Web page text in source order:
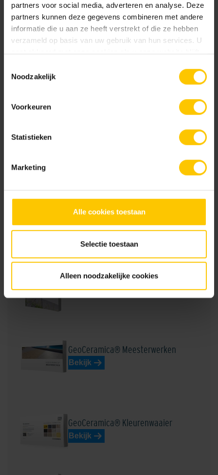
partners voor social media, adverteren en analyse. Deze
partners kunnen deze gegevens combineren met andere
informatie die u aan ze heeft verstrekt of die ze hebben
verzameld op basis van uw gebruik van hun services. U
gaat akkoord met onze cookies als u onze website blijft
Noodzakelijk
Voorkeuren
Statistieken
Marketing
Alle cookies toestaan
Selectie toestaan
Alleen noodzakelijke cookies
Antracite Ash
Prestatieverklaring_GeoCeramica_MBI0002R_20241201.pdf
Brochures
Tuinbrochure 2026
Bekijk
GeoCeramica® Meesterwerken
Bekijk
GeoCeramica® Kleurenwaaier
Bekijk